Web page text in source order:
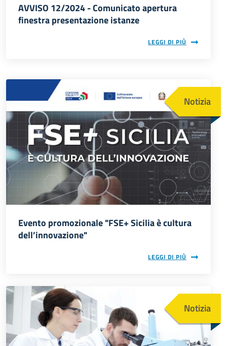
AVVISO 12/2024 - Comunicato apertura
finestra presentazione istanze
LEGGI DI PIÙ
Notizia
Evento promozionale "FSE+ Sicilia è cultura
dell’innovazione"
LEGGI DI PIÙ
Immagine
Notizia